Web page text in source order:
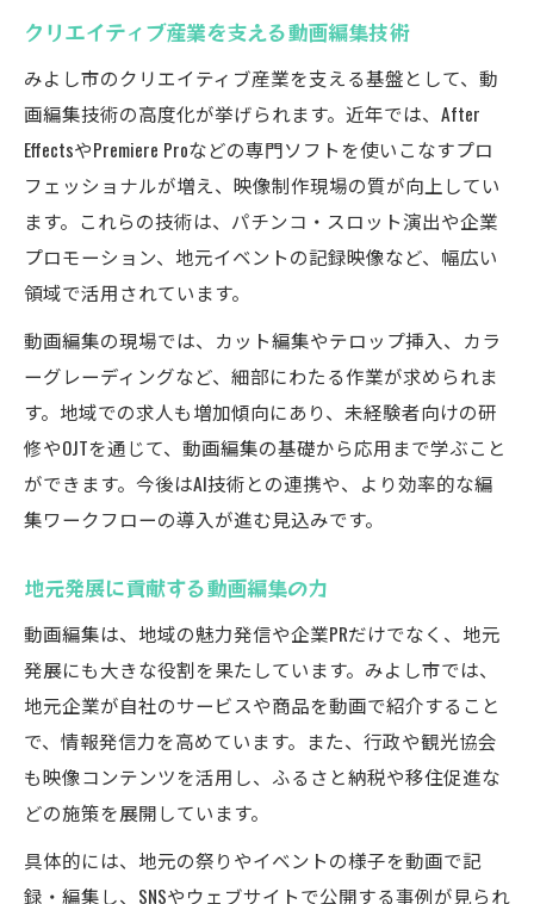
クリエイティブ産業を支える動画編集技術
みよし市のクリエイティブ産業を支える基盤として、動
画編集技術の高度化が挙げられます。近年では、After
EffectsやPremiere Proなどの専門ソフトを使いこなすプロ
フェッショナルが増え、映像制作現場の質が向上してい
ます。これらの技術は、パチンコ・スロット演出や企業
プロモーション、地元イベントの記録映像など、幅広い
領域で活用されています。
動画編集の現場では、カット編集やテロップ挿入、カラ
ーグレーディングなど、細部にわたる作業が求められま
す。地域での求人も増加傾向にあり、未経験者向けの研
修やOJTを通じて、動画編集の基礎から応用まで学ぶこと
ができます。今後はAI技術との連携や、より効率的な編
集ワークフローの導入が進む見込みです。
地元発展に貢献する動画編集の力
動画編集は、地域の魅力発信や企業PRだけでなく、地元
発展にも大きな役割を果たしています。みよし市では、
地元企業が自社のサービスや商品を動画で紹介すること
で、情報発信力を高めています。また、行政や観光協会
も映像コンテンツを活用し、ふるさと納税や移住促進な
どの施策を展開しています。
具体的には、地元の祭りやイベントの様子を動画で記
録・編集し、SNSやウェブサイトで公開する事例が見られ